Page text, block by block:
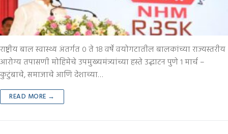
राष्ट्रीय बाल स्वास्थ्य अंतर्गत ० ते १८ वर्षे वयोगटातील बालकांच्या राज्यस्तरीय
आरोग्य तपासणी मोहिमेचे उपमुख्यमंत्र्यांच्या हस्ते उद्घाटन पुणे १ मार्च –
कुटुंबाचे, समाजाचे आणि देशाच्या…
READ MORE →